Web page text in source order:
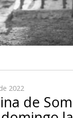
2022
de